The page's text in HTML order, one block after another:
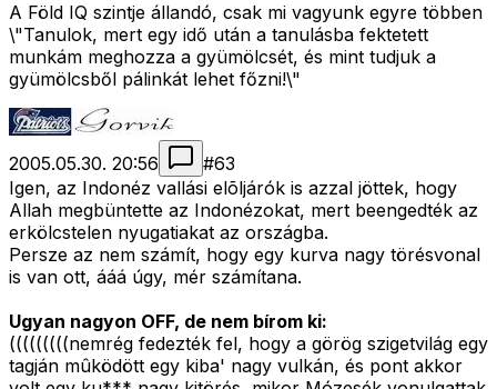
A Föld IQ szintje állandó, csak mi vagyunk egyre többen
\"Tanulok, mert egy idő után a tanulásba fektetett
munkám meghozza a gyümölcsét, és mint tudjuk a
gyümölcsből pálinkát lehet főzni!\"
2005.05.30. 20:56 #63
Igen, az Indonéz vallási elõljárók is azzal jöttek, hogy
Allah megbüntette az Indonézokat, mert beengedték az
erkölcstelen nyugatiakat az országba.
Persze az nem számít, hogy egy kurva nagy törésvonal
is van ott, ááá úgy, mér számítana.
Ugyan nagyon OFF, de nem bírom ki:
(((((((((nemrég fedezték fel, hogy a görög szigetvilág egy
tagján mûködött egy kiba' nagy vulkán, és pont akkor